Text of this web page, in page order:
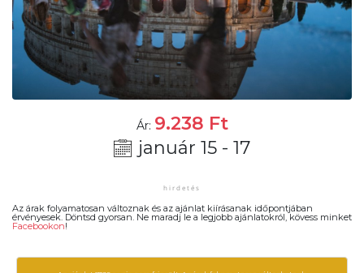
Ár: 9.238 Ft
január 15 - 17
Az árak folyamatosan változnak és az ajánlat kiírásanak időpontjában
érvényesek. Döntsd gyorsan. Ne maradj le a legjobb ajánlatokról, kövess minket
Facebookon!